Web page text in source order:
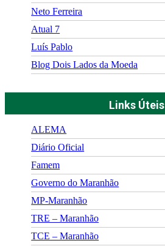
Neto Ferreira
Atual 7
Luís Pablo
Blog Dois Lados da Moeda
Links Úteis
ALEMA
Diário Oficial
Famem
Governo do Maranhão
MP-Maranhão
TRE – Maranhão
TCE – Maranhão